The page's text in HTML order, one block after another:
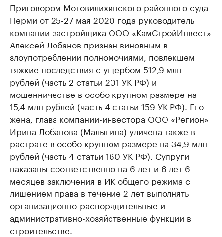
Приговором Мотовилихинского районного суда
Перми от 25-27 мая 2020 года руководитель
компании-застройщика ООО «КамСтройИнвест»
Алексей Лобанов признан виновным в
злоупотреблении полномочиями, повлекшем
тяжкие последствия с ущербом 512,9 млн
рублей (часть 2 статьи 201 УК РФ) и
мошенничестве в особо крупном размере на
15,4 млн рублей (часть 4 статьи 159 УК РФ). Его
жена, глава компании-инвестора ООО «Регион»
Ирина Лобанова (Малыгина) уличена также в
растрате в особо крупном размере на 34,9 млн
рублей (часть 4 статьи 160 УК РФ). Супруги
наказаны соответственно на 6 лет и 6 лет 6
месяцев заключения в ИК общего режима с
лишением права в течение 2 лет выполнять
организационно-распорядительные и
административно-хозяйственные функции в
строительстве.